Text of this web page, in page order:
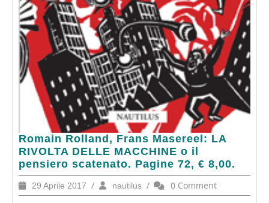
Romain Rolland, Frans Masereel: LA
RIVOLTA DELLE MACCHINE o il
pensiero scatenato. Pagine 72, € 8,00.
Romain
Rolland,
Frans
Masereel:
LA29 Aprile 2017 29
Aprile
/ nautilusnautilus
/ 0 Comment